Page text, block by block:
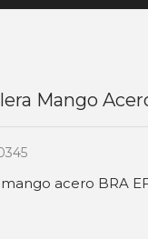
Mango
acero BRA